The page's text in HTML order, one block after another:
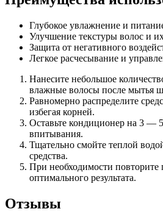
Глубокое увлажнение и
Улучшение текстуры волос и
Защита от негативного
Легкое расчесывание и
Нанесите небольшое
влажные волосы после мытья
Равномерно распределите
избегая корней.
Оставьте кондиционер на 3 —
впитывания.
Тщательно смойте теплой
средства.
При необходимости повторите
оптимального результата.
Отзывы